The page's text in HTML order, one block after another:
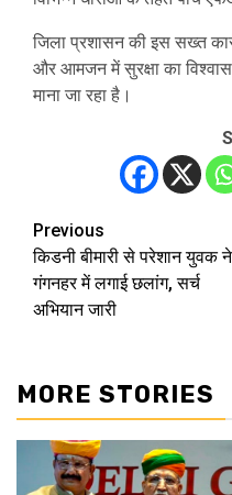
जिला प्रशासन की इस सख्त
और आमजन में सुरक्षा का
माना जा रहा है।
Post
navigation
Previous
किडनी बीमारी से परेशान युवक ने
गंगनहर में लगाई छलांग, सर्च
अभियान जारी
MORE STORIES